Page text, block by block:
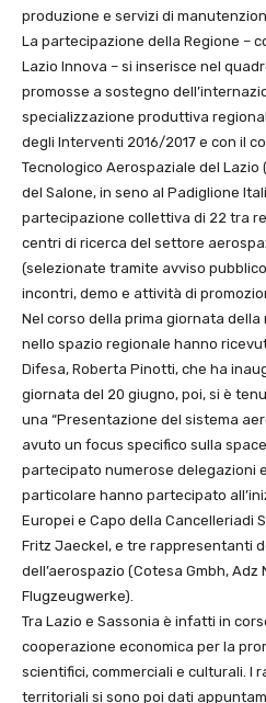
produzione e servizi di
La partecipazione della Regione –
Lazio Innova – si inserisce nel
promosse a sostegno
specializzazione produttiva
degli Interventi 2016/2017 e con il
Tecnologico Aerospaziale del Lazio
del Salone, in seno al Padiglione
partecipazione collettiva di 22 tra
centri di ricerca del settore
(selezionate tramite avviso
incontri, demo e attività di
Nel corso della prima giornata
nello spazio regionale hanno
Difesa, Roberta Pinotti, che ha
giornata del 20 giugno, poi, si è
una “Presentazione del sistema
avuto un focus specifico sulla
partecipato numerose delegazioni
particolare hanno partecipato
Europei e Capo della Cancelleriadi
Fritz Jaeckel, e tre rappresentanti
dell’aerospazio (Cotesa Gmbh, Adz
Flugzeugwerke).
Tra Lazio e Sassonia è infatti in
cooperazione economica per la
scientifici, commerciali e culturali. I
territoriali si sono poi dati